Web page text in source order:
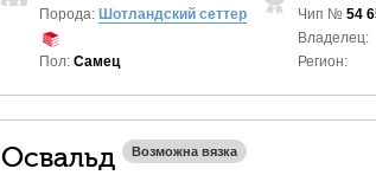
Порода: Шотландский сеттер
Пол: Самец
Чип № 54
Владелец:
Регион:
Освальд Возможна вязка